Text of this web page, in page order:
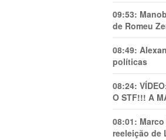
09:53:
de Romeu
08:49:
políticas
08:24:
O STF!!! A
08:01:
reeleição de